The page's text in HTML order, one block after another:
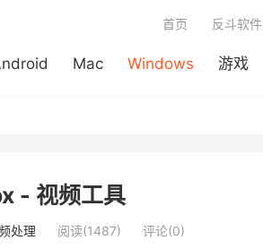
Mac Windows 游戏
首页 反斗软件
- 视频工具
处理 阅读(1487) 评论(0)